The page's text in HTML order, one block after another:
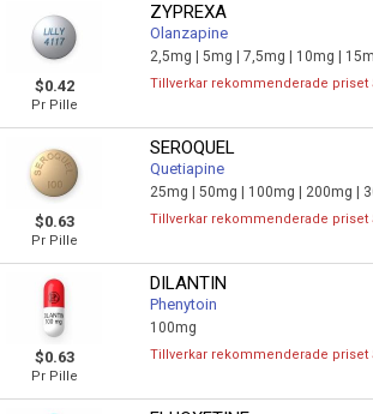
$0.42
Pr Pille
ZYPREXA
Olanzapine
2,5mg |5mg |7,5mg | 10mg |
Tillverkar rekommenderade priset
$0.63
Pr Pille
SEROQUEL
Quetiapine
25mg |50mg | 100mg | 200mg |
Tillverkar rekommenderade priset
$0.63
Pr Pille
DILANTIN
Phenytoin
100mg
Tillverkar rekommenderade priset